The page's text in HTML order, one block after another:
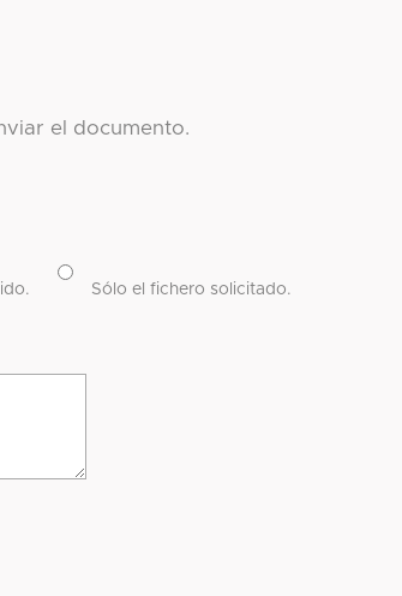
el documento.
Sólo el fichero solicitado.